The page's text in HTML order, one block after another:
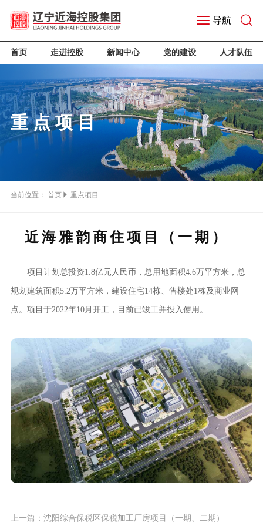
导航
首页 走进控股 新闻中心 党的建设 人才队伍
重点项目
当前位置： 首页 重点项目
近海雅韵商住项目（一期）
项目计划总投资1.8亿元人民币，总用地面积4.6万平方米，总
规划建筑面积5.2万平方米，建设住宅14栋、售楼处1栋及商业网
点。项目于2022年10月开工，目前已竣工并投入使用。
上一篇：沈阳综合保税区保税加工厂房项目（一期、二期）